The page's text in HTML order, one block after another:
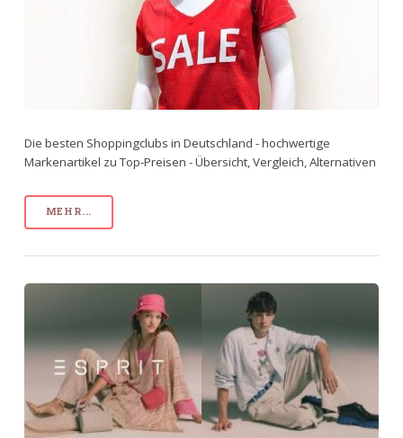
Die besten Shoppingclubs in Deutschland - hochwertige
Markenartikel zu Top-Preisen - Übersicht, Vergleich, Alternativen
MEHR...